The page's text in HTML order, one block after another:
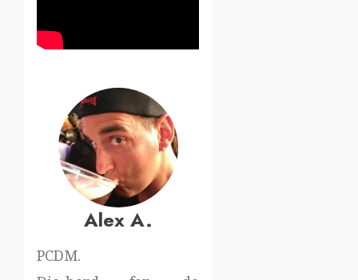
Alex A.
PCDM.